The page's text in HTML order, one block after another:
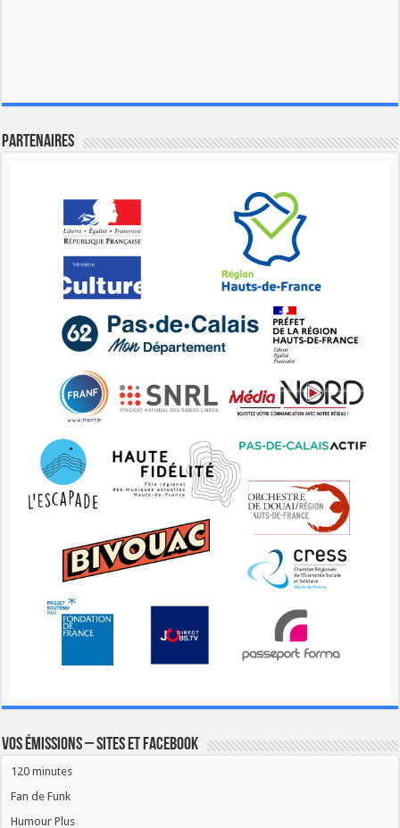
Partenaires
Vos émissions – Sites et Facebook
120 minutes
Fan de Funk
Humour Plus